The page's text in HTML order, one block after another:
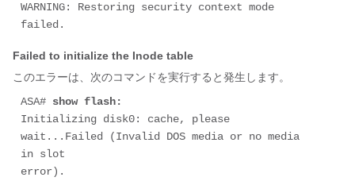
WARNING: Restoring security context mode
failed.
Failed to initialize the Inode table
このエラーは、次のコマンドを実行すると発生します。
ASA# show flash:
Initializing disk0: cache, please
wait...Failed (Invalid DOS media or no media
in slot
error).